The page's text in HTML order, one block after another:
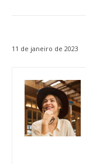
11 de janeiro de 2023